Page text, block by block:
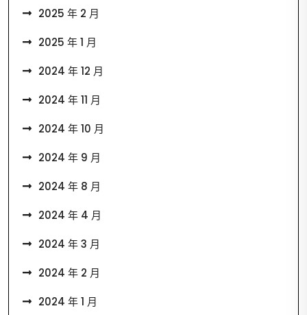
2025 年 2 月
2025 年 1 月
2024 年 12 月
2024 年 11 月
2024 年 10 月
2024 年 9 月
2024 年 8 月
2024 年 4 月
2024 年 3 月
2024 年 2 月
2024 年 1 月